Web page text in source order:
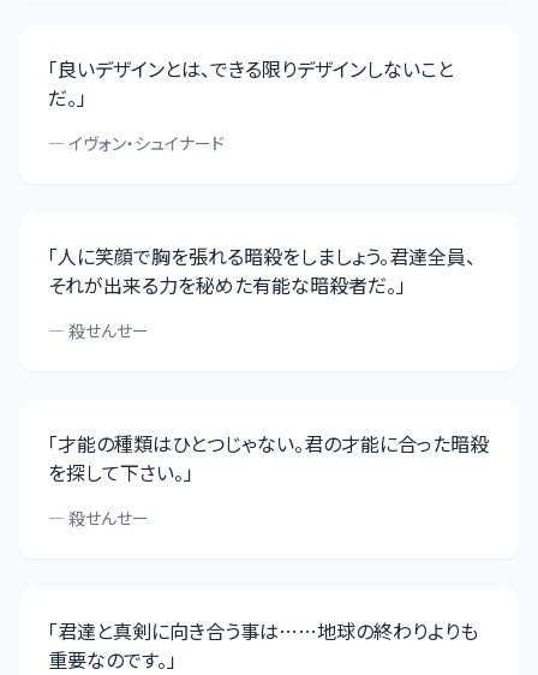
「良いデザインとは、できる限りデザインしないこと
だ。」
— イヴォン・シュイナード
「人に笑顔で胸を張れる暗殺をしましょう。君達全員、
それが出来る力を秘めた有能な暗殺者だ。」
— 殺せんせー
「才能の種類はひとつじゃない。君の才能に合った暗殺
を探して下さい。」
— 殺せんせー
「君達と真剣に向き合う事は……地球の終わりよりも
重要なのです。」